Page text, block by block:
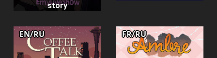
story
EN/RU FR/RU